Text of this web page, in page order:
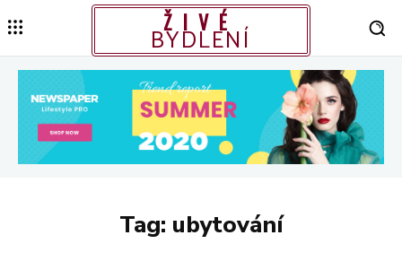
ŽIVÉ
BYDLENÍ
Tag: ubytování